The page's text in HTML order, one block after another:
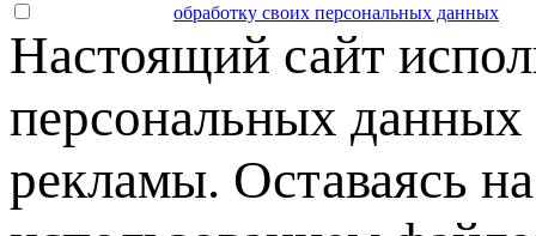
обработку своих персональных данных
Настоящий сайт
персональных данных
рекламы. Оставаясь